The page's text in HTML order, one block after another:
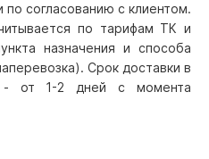
согласованию с клиентом.
по тарифам ТК и
назначения и способа
Срок доставки в
- от 1-2 дней с момента